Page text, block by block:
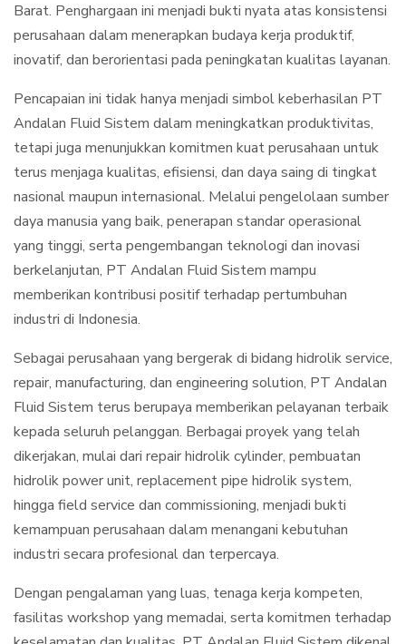
Barat. Penghargaan ini menjadi bukti nyata atas konsistensi
perusahaan dalam menerapkan budaya kerja produktif,
inovatif, dan berorientasi pada peningkatan kualitas layanan.
Pencapaian ini tidak hanya menjadi simbol keberhasilan PT
Andalan Fluid Sistem dalam meningkatkan produktivitas,
tetapi juga menunjukkan komitmen kuat perusahaan untuk
terus menjaga kualitas, efisiensi, dan daya saing di tingkat
nasional maupun internasional. Melalui pengelolaan sumber
daya manusia yang baik, penerapan standar operasional
yang tinggi, serta pengembangan teknologi dan inovasi
berkelanjutan, PT Andalan Fluid Sistem mampu
memberikan kontribusi positif terhadap pertumbuhan
industri di Indonesia.
Sebagai perusahaan yang bergerak di bidang hidrolik service,
repair, manufacturing, dan engineering solution, PT Andalan
Fluid Sistem terus berupaya memberikan pelayanan terbaik
kepada seluruh pelanggan. Berbagai proyek yang telah
dikerjakan, mulai dari repair hidrolik cylinder, pembuatan
hidrolik power unit, replacement pipe hidrolik system,
hingga field service dan commissioning, menjadi bukti
kemampuan perusahaan dalam menangani kebutuhan
industri secara profesional dan terpercaya.
Dengan pengalaman yang luas, tenaga kerja kompeten,
fasilitas workshop yang memadai, serta komitmen terhadap